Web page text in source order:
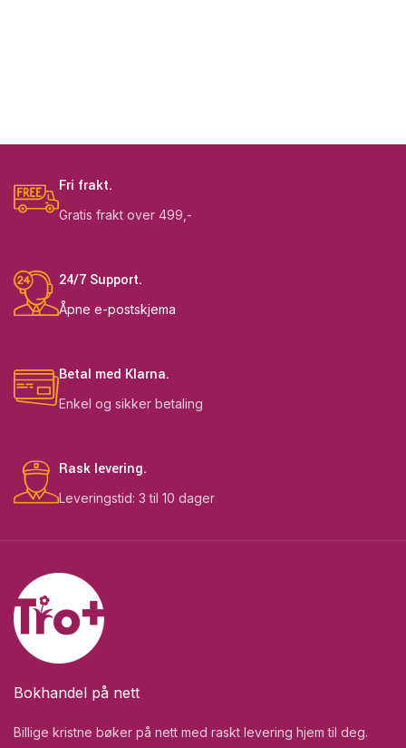
Fri frakt.
Gratis frakt over 499,-
24/7 Support.
Åpne e-postskjema
Betal med Klarna.
Enkel og sikker betaling
Rask levering.
Leveringstid: 3 til 10 dager
Bokhandel på nett
Billige kristne bøker på nett med raskt levering hjem til deg.